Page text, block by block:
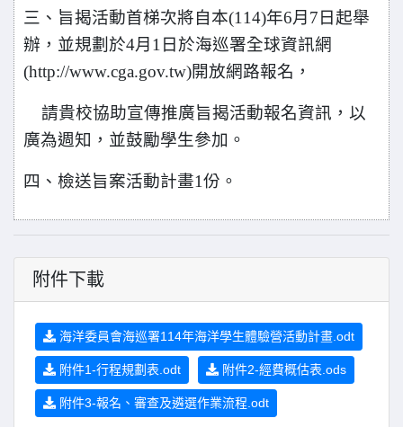
三、旨揭活動首梯次將自本(114)年6月7日起舉
辦，並規劃於4月1日於海巡署全球資訊網
(http://www.cga.gov.tw)開放網路報名，
請貴校協助宣傳推廣旨揭活動報名資訊，以
廣為週知，並鼓勵學生參加。
四、檢送旨案活動計畫1份。
附件下載
海洋委員會海巡署114年海洋學生體驗營活動計畫.odt
附件1-行程規劃表.odt 附件2-經費概估表.ods
附件3-報名、審查及遴選作業流程.odt